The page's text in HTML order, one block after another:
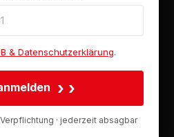
& Datenschutzerklärung.
›
· jederzeit absagbar